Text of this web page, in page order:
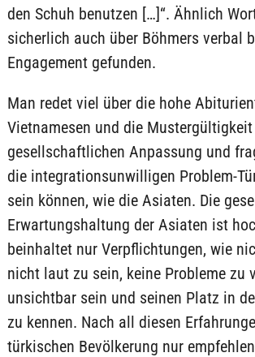
den Schuh benutzen […]“. Ähnlich
sicherlich auch über Böhmers verbal
Engagement gefunden.
Man redet viel über die hohe
Vietnamesen und die
gesellschaftlichen Anpassung und
die integrationsunwilligen Problem-
sein können, wie die Asiaten. Die
Erwartungshaltung der Asiaten ist
beinhaltet nur Verpflichtungen, wie
nicht laut zu sein, keine Probleme zu
unsichtbar sein und seinen Platz in
zu kennen. Nach all diesen
türkischen Bevölkerung nur